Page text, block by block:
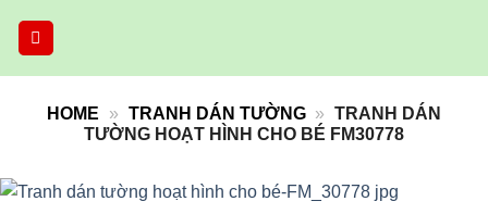
HOME » TRANH DÁN TƯỜNG » TRANH DÁN
TƯỜNG HOẠT HÌNH CHO BÉ FM30778